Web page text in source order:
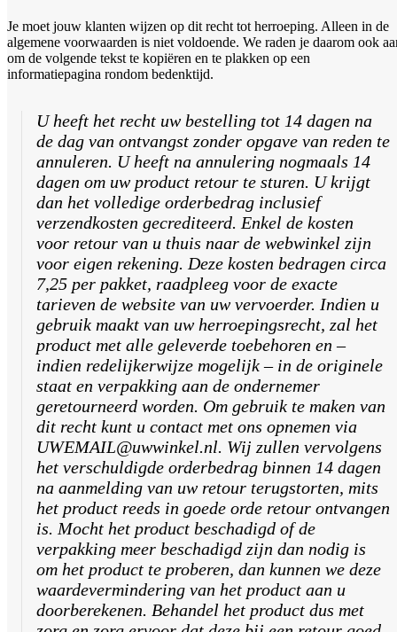
Je moet jouw klanten wijzen op dit recht tot herroeping. Alleen in de
algemene voorwaarden is niet voldoende. We raden je daarom ook
om de volgende tekst te kopiëren en te plakken op een
informatiepagina rondom bedenktijd.
U heeft het recht uw bestelling tot 14 dagen na
de dag van ontvangst zonder opgave van reden te
annuleren. U heeft na annulering nogmaals 14
dagen om uw product retour te sturen. U krijgt
dan het volledige orderbedrag inclusief
verzendkosten gecrediteerd. Enkel de kosten
voor retour van u thuis naar de webwinkel zijn
voor eigen rekening. Deze kosten bedragen circa
7,25 per pakket, raadpleeg voor de exacte
tarieven de website van uw vervoerder. Indien u
gebruik maakt van uw herroepingsrecht, zal het
product met alle geleverde toebehoren en –
indien redelijkerwijze mogelijk – in de originele
staat en verpakking aan de ondernemer
geretourneerd worden. Om gebruik te maken van
dit recht kunt u contact met ons opnemen via
UWEMAIL@uwwinkel.nl. Wij zullen vervolgens
het verschuldigde orderbedrag binnen 14 dagen
na aanmelding van uw retour terugstorten, mits
het product reeds in goede orde retour ontvangen
is. Mocht het product beschadigd of de
verpakking meer beschadigd zijn dan nodig is
om het product te proberen, dan kunnen we deze
waardevermindering van het product aan u
doorberekenen. Behandel het product dus met